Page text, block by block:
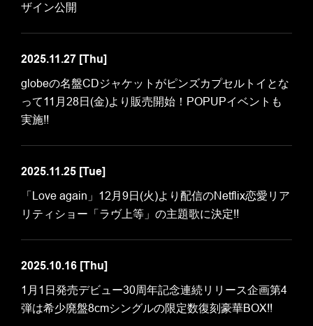
ザイン公開
2025.11.27 [Thu]
globeの名盤CDジャケットがピンズカプセルトイとな
って11月28日(金)より販売開始！POPUPイベントも
実施!!
2025.11.25 [Tue]
「Love again」12月9日(火)より配信のNetflix恋愛リア
リティショー「ラヴ上等」の主題歌に決定!!
2025.10.16 [Thu]
1月1日発売デビュー30周年記念連続リリース企画第4
弾は希少廃盤8cmシングルの限定数復刻豪華BOX!!